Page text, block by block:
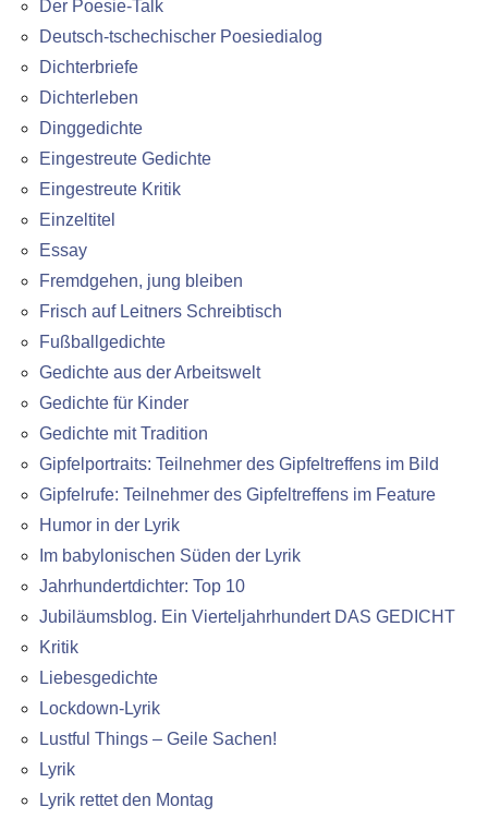
Der Poesie-Talk
Deutsch-tschechischer Poesiedialog
Dichterbriefe
Dichterleben
Dinggedichte
Eingestreute Gedichte
Eingestreute Kritik
Einzeltitel
Essay
Fremdgehen, jung bleiben
Frisch auf Leitners Schreibtisch
Fußballgedichte
Gedichte aus der Arbeitswelt
Gedichte für Kinder
Gedichte mit Tradition
Gipfelportraits: Teilnehmer des Gipfeltreffens im Bild
Gipfelrufe: Teilnehmer des Gipfeltreffens im Feature
Humor in der Lyrik
Im babylonischen Süden der Lyrik
Jahrhundertdichter: Top 10
Jubiläumsblog. Ein Vierteljahrhundert DAS GEDICHT
Kritik
Liebesgedichte
Lockdown-Lyrik
Lustful Things – Geile Sachen!
Lyrik
Lyrik rettet den Montag